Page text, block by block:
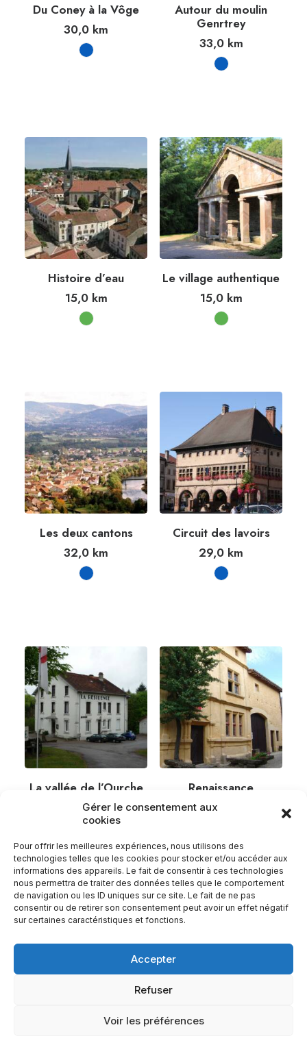
Gérer le consentement aux
cookies
Pour offrir les meilleures expériences, nous utilisons des
technologies telles que les cookies pour stocker et/ou accéder aux
informations des appareils. Le fait de consentir à ces technologies
nous permettra de traiter des données telles que le comportement
de navigation ou les ID uniques sur ce site. Le fait de ne pas
consentir ou de retirer son consentement peut avoir un effet négatif
sur certaines caractéristiques et fonctions.
Accepter
Refuser
Voir les préférences
Du Coney à la Vôge
30,0 km
Autour du moulin
Genrtrey
33,0km
Histoire d’eau
15,0km
Le village authentique
15,0km
Les deux cantons
32,0 km
Circuit des lavoirs
29,0 km
La vallée de l’Ourche
32,0km
Renaissance
39,0
© PETR du Pays d’Epinal – 2023